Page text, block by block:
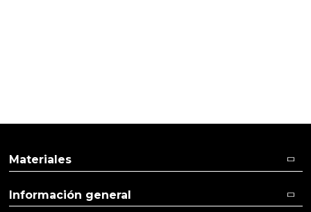
Materiales
Información general